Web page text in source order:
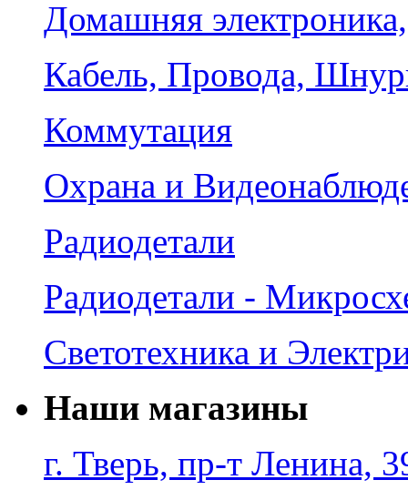
Домашняя
Кабель, Провода,
Коммутация
Охрана и
Радиодетали
Радиодетали -
Светотехника и
Наши магазины
г. Тверь, пр-т Ленина,